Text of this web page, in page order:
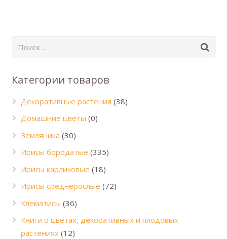
Категории товаров
Декоративные растения (38)
Домашние цветы (0)
Земляника (30)
Ирисы бородатые (335)
Ирисы карликовые (18)
Ирисы среднерослые (72)
Клематисы (36)
Книги о цветах, декоративных и плодовых
растениях (12)